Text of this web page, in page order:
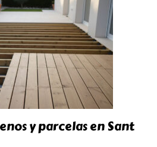
y parcelas en Sant